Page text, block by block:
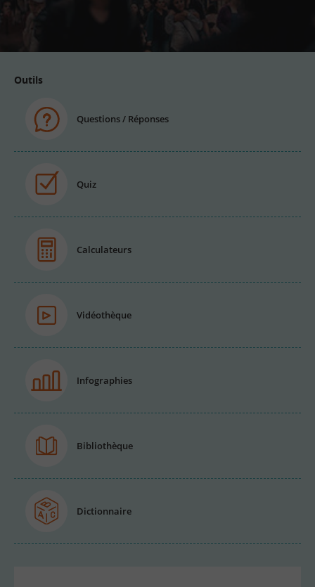
Outils
Questions / Réponses
Quiz
Calculateurs
Vidéothèque
Infographies
Bibliothèque
Dictionnaire